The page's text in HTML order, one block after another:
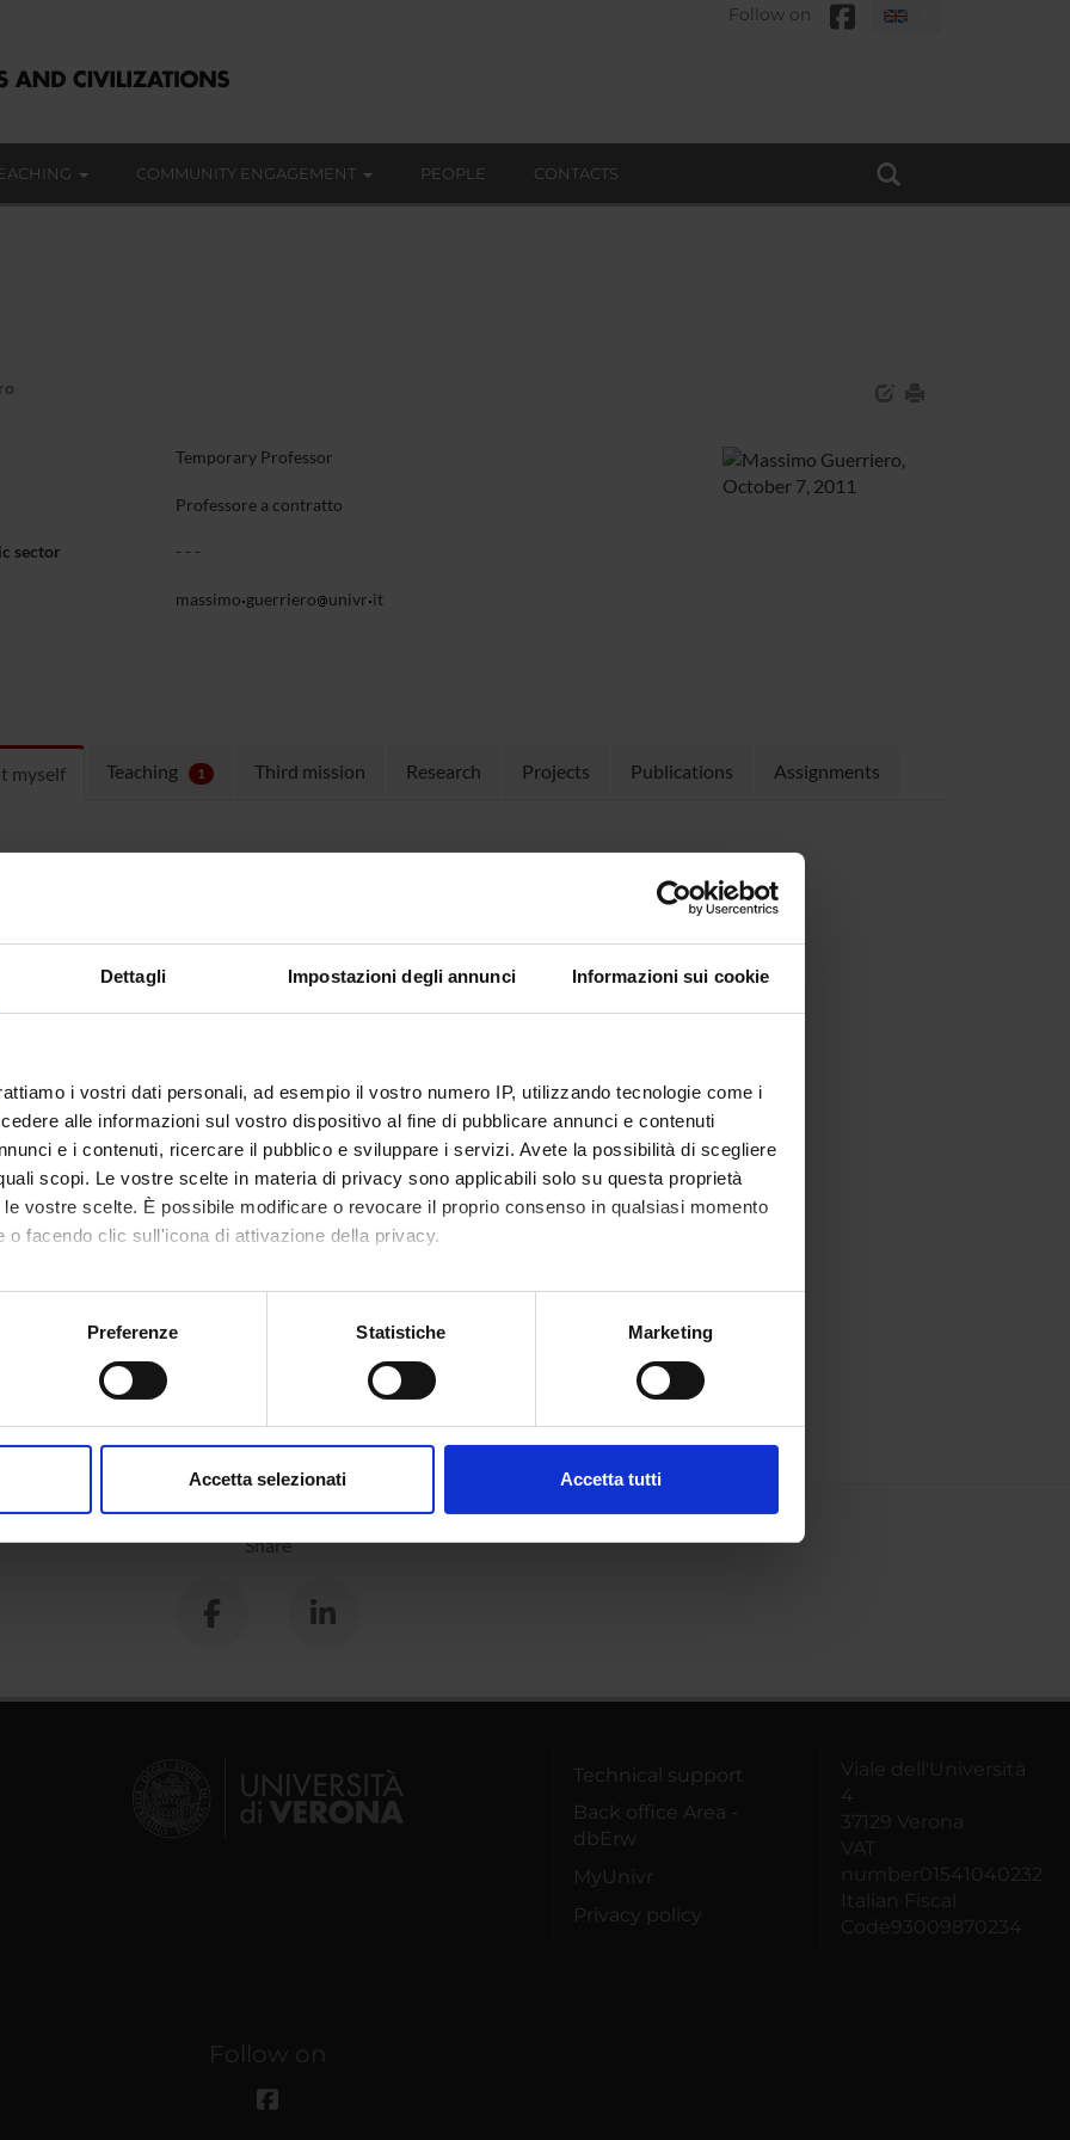
Dettagli Impostazioni degli annunci Informazioni sui cookie
i vostri dati personali, ad esempio il vostro numero IP, utilizzando tecnologie come i
alle informazioni sul vostro dispositivo al fine di pubblicare annunci e contenuti
e i contenuti, ricercare il pubblico e sviluppare i servizi. Avete la possibilità di scegliere
scopi. Le vostre scelte in materia di privacy sono applicabili solo su questa proprietà
vostre scelte. È possibile modificare o revocare il proprio consenso in qualsiasi momento
o facendo clic sull'icona di attivazione della privacy.
anche:
sulla tua posizione geografica, con un'approssimazione di qualche metro,
in qualsiasi momento dalla Dichiarazione sui cookie.
Preferenze Statistiche Marketing
Accetta selezionati Accetta tutti
Follow on
COMMUNITY ENGAGEMENT PEOPLE CONTACTS
Temporary Professor
Professore a contratto
sector - - -
massimo guerriero univr it
myself Teaching 1 Third mission Research Projects Publications Assignments
CV Massimo Guerriero (pdf, it, 399 KB, 07/05/18)
Share
Technical support
Back office Area -
dbErw
MyUnivr
Privacy policy
Viale dell'Università
4
37129 Verona
VAT
number01541040232
Italian Fiscal
Code93009870234
Follow on